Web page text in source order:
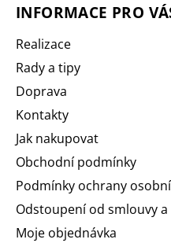
INFORMACE PRO
Realizace
Rady a tipy
Doprava
Kontakty
Jak nakupovat
Obchodní podmínky
Podmínky ochrany
Odstoupení od smlouvy
Moje objednávka